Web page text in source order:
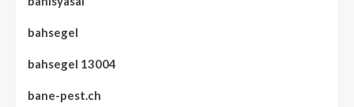
bahsegel
bahsegel 13004
bane-pest.ch